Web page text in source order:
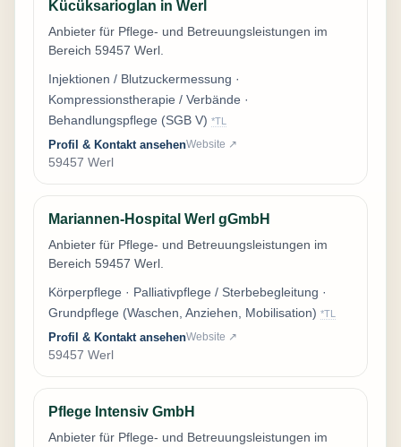
Kücüksarioglan in Werl
Anbieter für Pflege- und Betreuungsleistungen im
Bereich 59457 Werl.
Injektionen / Blutzuckermessung ·
Kompressionstherapie / Verbände ·
Behandlungspflege (SGB V) *TL
Profil & Kontakt ansehenWebsite ↗
59457 Werl
Mariannen-Hospital Werl gGmbH
Anbieter für Pflege- und Betreuungsleistungen im
Bereich 59457 Werl.
Körperpflege · Palliativpflege / Sterbebegleitung ·
Grundpflege (Waschen, Anziehen, Mobilisation) *TL
Profil & Kontakt ansehenWebsite ↗
59457 Werl
Pflege Intensiv GmbH
Anbieter für Pflege- und Betreuungsleistungen im